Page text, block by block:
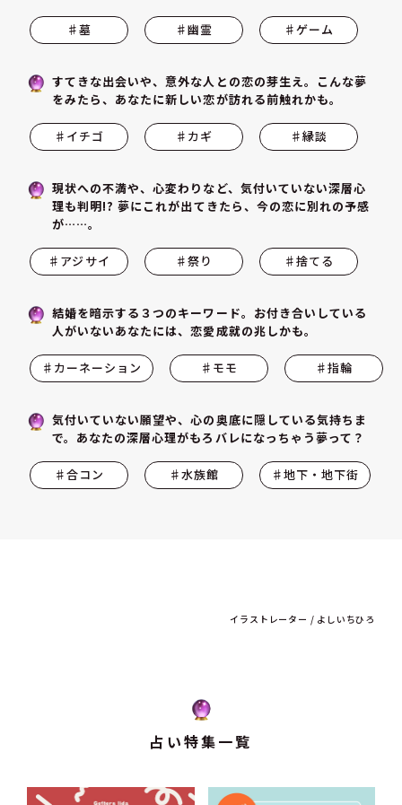
♯墓 ♯幽霊 ♯ゲーム
すてきな出会いや、意外な人との恋の芽生え。こんな夢
をみたら、あなたに新しい恋が訪れる前触れかも。
♯イチゴ ♯カギ ♯縁談
現状への不満や、心変わりなど、気付いていない深層心
理も判明!? 夢にこれが出てきたら、今の恋に別れの予感
が……。
♯アジサイ ♯祭り ♯捨てる
結婚を暗示する３つのキーワード。お付き合いしている
人がいないあなたには、恋愛成就の兆しかも。
♯カーネーション ♯モモ ♯指輪
気付いていない願望や、心の奥底に隠している気持ちま
で。あなたの深層心理がもろバレになっちゃう夢って？
♯合コン ♯水族館 ♯地下・地下街
イラストレーター / よしいちひろ
占い特集一覧